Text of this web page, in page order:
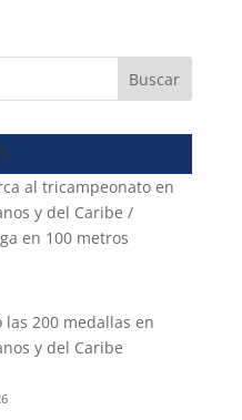
Buscar
al tricampeonato en
y del Caribe /
en 100 metros
las 200 medallas en
y del Caribe